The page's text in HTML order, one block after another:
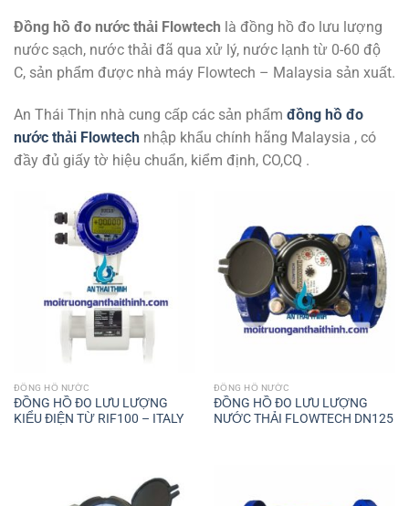
Đồng hồ đo nước thải Flowtech là đồng hồ đo lưu lượng
nước sạch, nước thải đã qua xử lý, nước lạnh từ 0-60 độ
C, sản phẩm được nhà máy Flowtech – Malaysia sản xuất.
An Thái Thịn nhà cung cấp các sản phẩm đồng hồ đo
nước thải Flowtech nhập khẩu chính hãng Malaysia , có
đầy đủ giấy tờ hiệu chuẩn, kiểm định, CO,CQ .
ĐỒNG HỒ NƯỚC
ĐỒNG HỒ ĐO LƯU LƯỢNG
KIỂU ĐIỆN TỪ RIF100 – ITALY
ĐỒNG HỒ NƯỚC
ĐỒNG HỒ ĐO LƯU LƯỢNG
NƯỚC THẢI FLOWTECH DN125